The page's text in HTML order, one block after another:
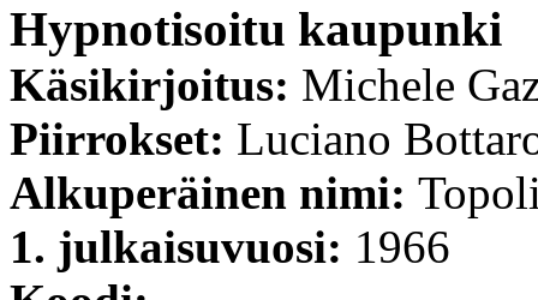
Hypnotisoitu kaupunki
Käsikirjoitus: Michele
Piirrokset: Luciano
Alkuperäinen nimi:
1. julkaisuvuosi: 1966